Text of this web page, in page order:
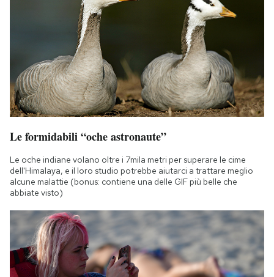
Le formidabili “oche astronaute”
Le oche indiane volano oltre i 7mila metri per superare le cime
dell'Himalaya, e il loro studio potrebbe aiutarci a trattare meglio
alcune malattie (bonus: contiene una delle GIF più belle che
abbiate visto)